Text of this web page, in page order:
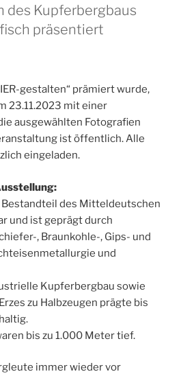
des Kupferbergbaus
präsentiert
gestalten“ prämiert wurde,
23.11.2023 mit einer
ausgewählten Fotografien
ist öffentlich. Alle
eingeladen.
des Mitteldeutschen
und ist geprägt durch
, Braunkohle-, Gips- und
und
Kupferbergbau sowie
zu Halbzeugen prägte bis
bis zu 1.000 Meter tief.
immer wieder vor